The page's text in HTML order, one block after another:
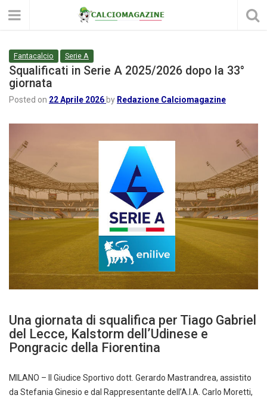
Fantacalcio Serie A
Squalificati in Serie A 2025/2026 dopo la 33°
giornata
Posted on 22 Aprile 2026 by Redazione Calciomagazine
Una giornata di squalifica per Tiago Gabriel
del Lecce, Kalstorm dell’Udinese e
Pongracic della Fiorentina
MILANO – Il Giudice Sportivo dott. Gerardo Mastrandrea, assistito
da Stefania Ginesio e dal Rappresentante dell’A.I.A. Carlo Moretti,